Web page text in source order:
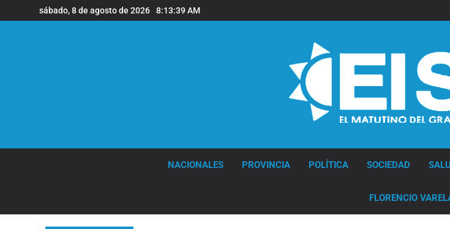
al
sábado, 8 de agosto de 2026 8:13:40 AM
NACIONALES PROVINCIA POLÍTICA SOCIEDAD
FLORENCIO